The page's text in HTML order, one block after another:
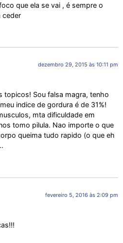
que ela se vai , é sempre o
ceder
dezembro 29, 2015 às 10:11 pm
topicos! Sou falsa magra, tenho
indice de gordura é de 31%!
mta dificuldade em
tomo pilula. Nao importe o que
queima tudo rapido (o que eh
fevereiro 5, 2016 às 2:09 pm